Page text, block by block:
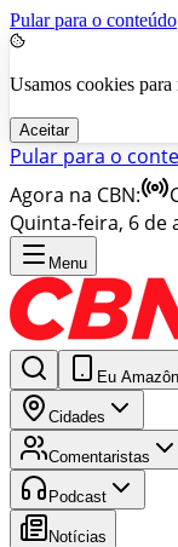
Pular para o conteúdo
Usamos cookies
Aceitar
Pular para o
Agora na CBN:
Quinta-feira, 6 de
Menu
Eu
Cidades
Comentaristas
Podcast
Notícias